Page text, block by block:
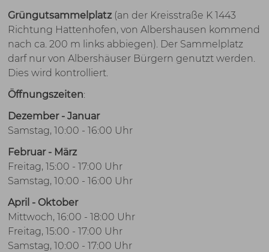
Grüngutsammelplatz (an der Kreisstraße K 1443
Richtung Hattenhofen, von Albershausen kommend
nach ca. 200 m links abbiegen). Der Sammelplatz
darf nur von Albershäuser Bürgern genutzt werden.
Dies wird kontrolliert.
Öffnungszeiten:
Dezember - Januar
Samstag, 10:00 - 16:00 Uhr
Februar - März
Freitag, 15:00 - 17:00 Uhr
Samstag, 10:00 - 16:00 Uhr
April - Oktober
Mittwoch, 16:00 - 18:00 Uhr
Freitag, 15:00 - 17:00 Uhr
Samstag, 10:00 - 17:00 Uhr